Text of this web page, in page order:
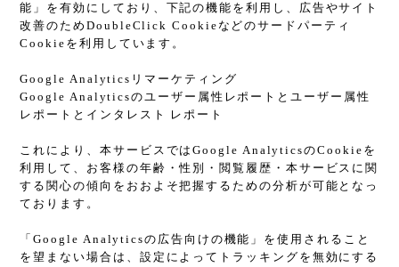
能」を有効にしており、下記の機能を利用し、広告やサイト
改善のためDoubleClick Cookieなどのサードパーティ
Cookieを利用しています。
Google Analyticsリマーケティング
Google Analyticsのユーザー属性レポートとユーザー属性
レポートとインタレスト レポート
これにより、本サービスではGoogle AnalyticsのCookieを
利用して、お客様の年齢・性別・閲覧履歴・本サービスに関
する関心の傾向をおおよそ把握するための分析が可能となっ
ております。
「Google Analyticsの広告向けの機能」を使用されること
を望まない場合は、設定によってトラッキングを無効にする